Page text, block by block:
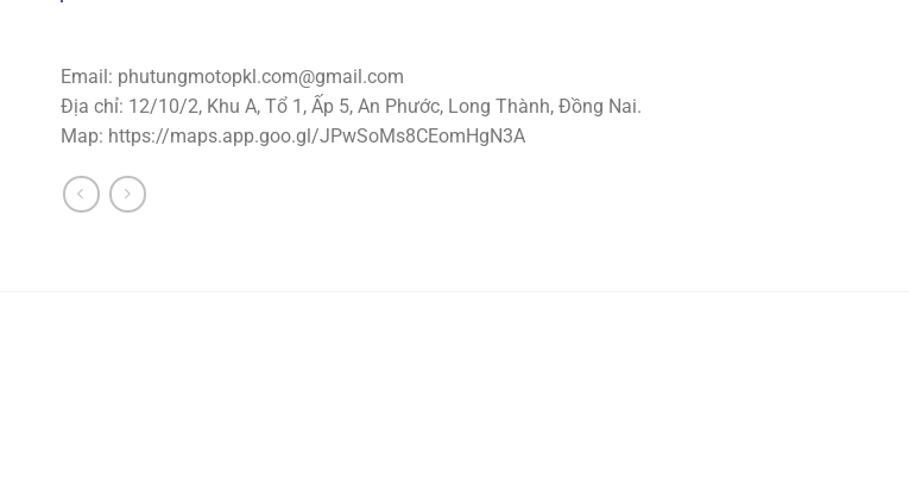
Email: phutungmotopkl.com@gmail.com
Địa chỉ: 12/10/2, Khu A, Tổ 1, Ấp 5, An Phước, Long Thành, Đồng Nai.
Map: https://maps.app.goo.gl/JPwSoMs8CEomHgN3A